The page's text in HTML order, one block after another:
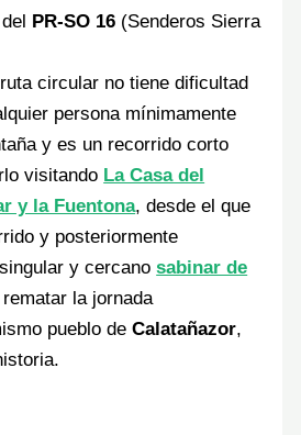
PR-SO 16 (Senderos Sierra
circular no tiene dificultad
persona mínimamente
y es un recorrido corto
visitando La Casa del
y la Fuentona, desde el que
y posteriormente
y cercanosabinar de
la jornada
pueblo deCalatañazor,